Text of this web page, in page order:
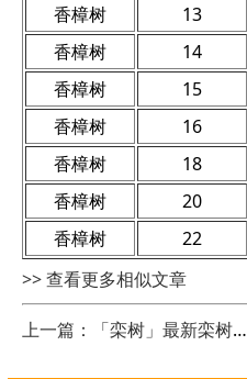
香樟树
13
香樟树
14
香樟树
15
香樟树
16
香樟树
18
香樟树
20
香樟树
22
>> 查看更多相似文章
上一篇：「栾树」最新栾树_价格_图片和产地报价表